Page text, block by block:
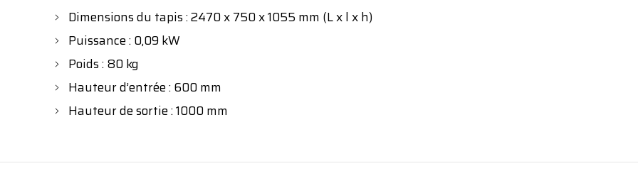
Dimensions du tapis : 2470 x 750 x 1055 mm (L x l x h)
Puissance : 0,09 kW
Poids : 80 kg
Hauteur d’entrée : 600 mm
Hauteur de sortie : 1000 mm